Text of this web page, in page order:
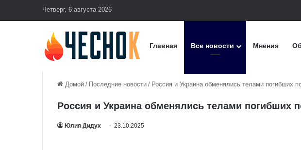
Четверг, 6 августа 2026
Главная Все новости Мнения
Домой / Последние новости / Россия и Украина обменялись телами погибших
Россия и Украина обменялись телами погибших
Юлия Дидух 23.10.2025